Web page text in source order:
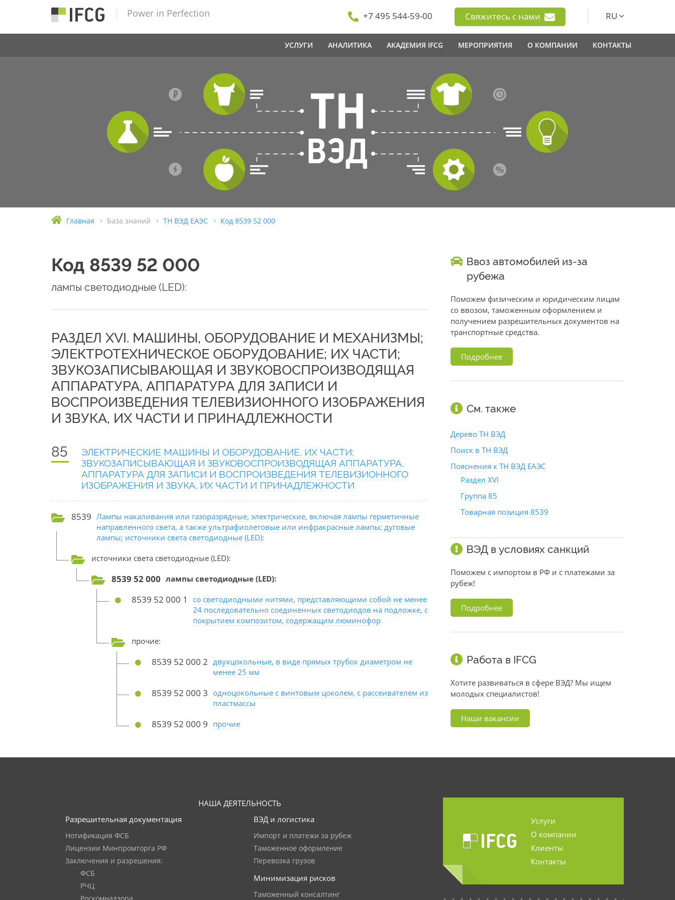
Power in Perfection +7 495 544-59-00 Свяжитесь с нами RU
УСЛУГИ АНАЛИТИКА АКАДЕМИЯ IFCG МЕРОПРИЯТИЯ О КОМПАНИИ КОНТАКТЫ
Главная База знаний ТН ВЭД ЕАЭС Код 8539 52 000
Код 8539 52 000
лампы светодиодные (LED):
РАЗДЕЛ XVI. МАШИНЫ, ОБОРУДОВАНИЕ И МЕХАНИЗМЫ;
ЭЛЕКТРОТЕХНИЧЕСКОЕ ОБОРУДОВАНИЕ; ИХ ЧАСТИ;
ЗВУКОЗАПИСЫВАЮЩАЯ И ЗВУКОВОСПРОИЗВОДЯЩАЯ
АППАРАТУРА, АППАРАТУРА ДЛЯ ЗАПИСИ И
ВОСПРОИЗВЕДЕНИЯ ТЕЛЕВИЗИОННОГО ИЗОБРАЖЕНИЯ
И ЗВУКА, ИХ ЧАСТИ И ПРИНАДЛЕЖНОСТИ
85
ЭЛЕКТРИЧЕСКИЕ МАШИНЫ И ОБОРУДОВАНИЕ, ИХ ЧАСТИ;
ЗВУКОЗАПИСЫВАЮЩАЯ И ЗВУКОВОСПРОИЗВОДЯЩАЯ АППАРАТУРА,
АППАРАТУРА ДЛЯ ЗАПИСИ И ВОСПРОИЗВЕДЕНИЯ ТЕЛЕВИЗИОННОГО
ИЗОБРАЖЕНИЯ И ЗВУКА, ИХ ЧАСТИ И ПРИНАДЛЕЖНОСТИ
8539 Лампы накаливания или газоразрядные, электрические, включая лампы герметичные
направленного света, а также ультрафиолетовые или инфракрасные лампы; дуговые
лампы; источники света светодиодные (LED):
источники света светодиодные (LED):
8539 52 000 лампы светодиодные (LED):
8539 52 000 1
со светодиодными нитями, представляющими собой не менее
24 последовательно соединенных светодиодов на подложке, с
покрытием композитом, содержащим люминофор
прочие:
8539 52 000 2 двухцокольные, в виде прямых трубок диаметром не
менее 25 мм
8539 52 000 3 одноцокольные с винтовым цоколем, с рассеивателем из
пластмассы
8539 52 000 9 прочие
Ввоз автомобилей из-за
рубежа
Поможем физическим и юридическим лицам
со ввозом, таможенным оформлением и
получением разрешительных документов на
транспортные средства.
Подробнее
См. также
Дерево ТН ВЭД
Поиск в ТН ВЭД
Пояснения к ТН ВЭД ЕАЭС
Раздел XVI
Группа 85
Товарная позиция 8539
ВЭД в условиях санкций
Поможем с импортом в РФ и с платежами за
рубеж!
Подробнее
Работа в IFCG
Хотите развиваться в сфере ВЭД? Мы ищем
молодых специалистов!
Наши вакансии
НАША ДЕЯТЕЛЬНОСТЬ
Разрешительная документация
Нотификация ФСБ
Лицензии Минпромторга РФ
Заключения и разрешения:
ФСБ
РЧЦ
ВЭД и логистика
Импорт и платежи за рубеж
Таможенное оформление
Перевозка грузов
Минимизация рисков
Таможенный консалтинг
Услуги
О компании
Клиенты
Контакты